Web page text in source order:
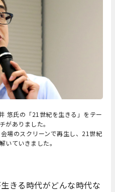
悠氏の「21世紀を生きる」をテー
がありました。
場のスクリーンで再生し、21世紀
いていきました。
きる時代がどんな時代な